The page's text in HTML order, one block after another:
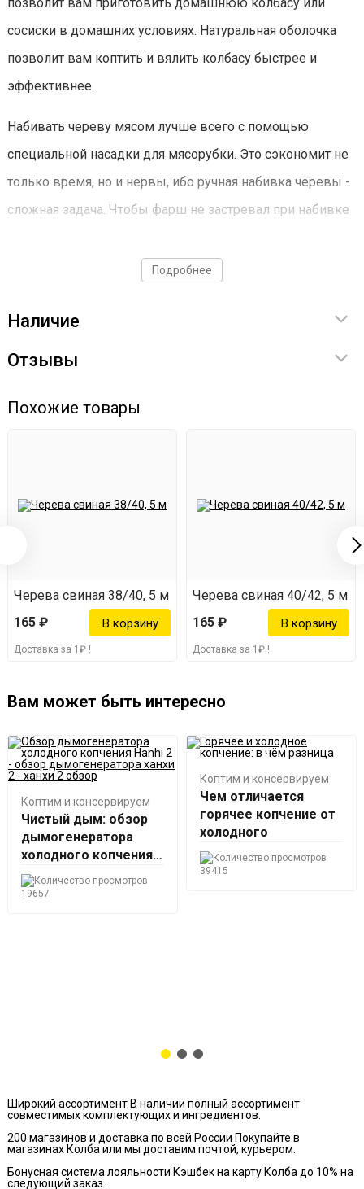
позволит вам приготовить домашнюю колбасу или
сосиски в домашних условиях. Натуральная оболочка
позволит вам коптить и вялить колбасу быстрее и
эффективнее.
Набивать череву мясом лучше всего с помощью
специальной насадки для мясорубки. Это сэкономит не
только время, но и нервы, ибо ручная набивка черевы -
сложная задача. Чтобы фарш не застревал при набивке
Если фарш начнет застревать - колбаса будет выглядеть
Подробнее
Наличие
Отзывы
Похожие товары
Черева свиная 38/40, 5 м
165 ₽
Доставка за 1₽ !
Черева свиная 40/42, 5 м
165 ₽
Доставка за 1₽ !
Вам может быть интересно
Коптим и консервируем
Чистый дым: обзор
дымогенератора
холодного копчения
Hanhi 2
19657
Коптим и консервируем
Чем отличается
горячее копчение от
холодного
39415
Широкий ассортимент В наличии полный ассортимент
совместимых комплектующих и ингредиентов.
200 магазинов и доставка по всей России Покупайте в
магазинах Колба или мы доставим почтой, курьером.
Бонусная система лояльности Кэшбек на карту Колба до 10% на
следующий заказ.